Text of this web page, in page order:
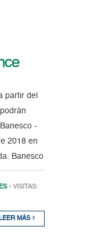
partir del
-
2018 en
Banesco
• VISITAS:
LEER MÁS